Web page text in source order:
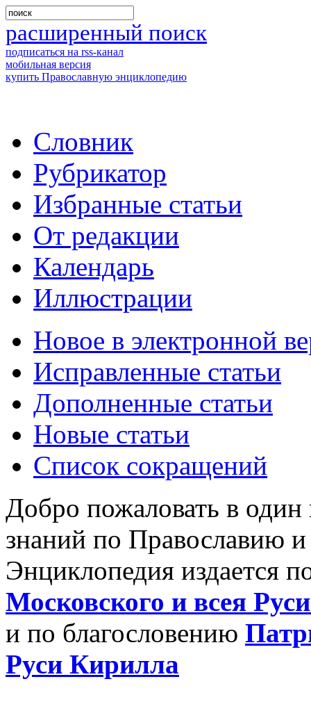
расширенный поиск
подписаться на rss-канал
мобильная версия
купить Православную энциклопедию
Словник
Рубрикатор
Избранные статьи
От редакции
Календарь
Иллюстрации
Новое в электронной
Исправленные статьи
Дополненные статьи
Новые статьи
Список сокращений
Добро пожаловать в
знаний по Православию
Энциклопедия издается
Московского и всея
и по благословению
Руси Кирилла